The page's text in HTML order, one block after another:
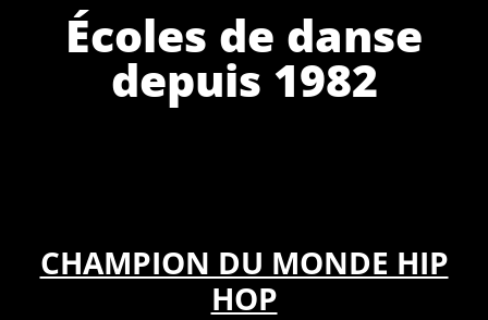
Écoles de danse
depuis 1982
CHAMPION DU MONDE HIP
HOP